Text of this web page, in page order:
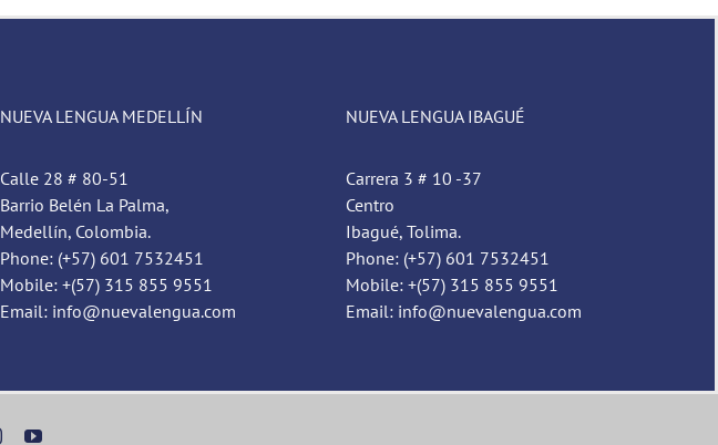
NUEVA LENGUA MEDELLÍN
Calle 28 # 80-51
Barrio Belén La Palma,
Medellín, Colombia.
Phone: (+57) 601 7532451
Mobile: +(57) 315 855 9551
Email: info@nuevalengua.com
NUEVA LENGUA IBAGUÉ
Carrera 3 # 10 -37
Centro
Ibagué, Tolima.
Phone: (+57) 601 7532451
Mobile: +(57) 315 855 9551
Email: info@nuevalengua.com